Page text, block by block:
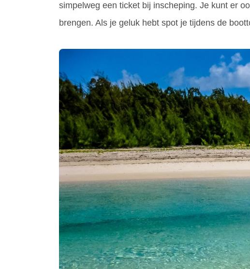
simpelweg een ticket bij inscheping. Je kunt er
brengen. Als je geluk hebt spot je tijdens de